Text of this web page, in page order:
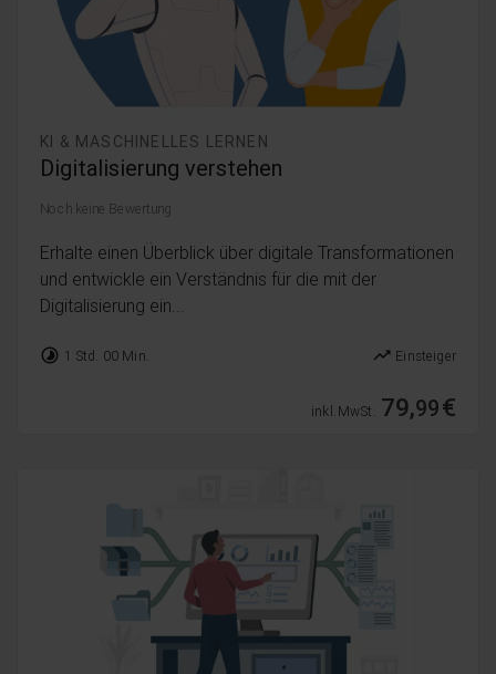
KI & MASCHINELLES LERNEN
Digitalisierung verstehen
Noch keine Bewertung
Erhalte einen Überblick über digitale Transformationen
und entwickle ein Verständnis für die mit der
Digitalisierung ein...
timelapse 1 Std. 00 Min. trending_up Einsteiger
inkl. MwSt. 79,99€